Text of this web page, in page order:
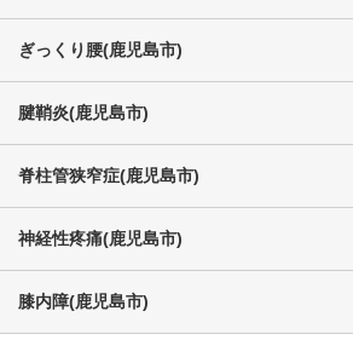
ぎっくり腰(鹿児島市)
腱鞘炎(鹿児島市)
脊柱管狭窄症(鹿児島市)
神経性疼痛(鹿児島市)
膝内障(鹿児島市)